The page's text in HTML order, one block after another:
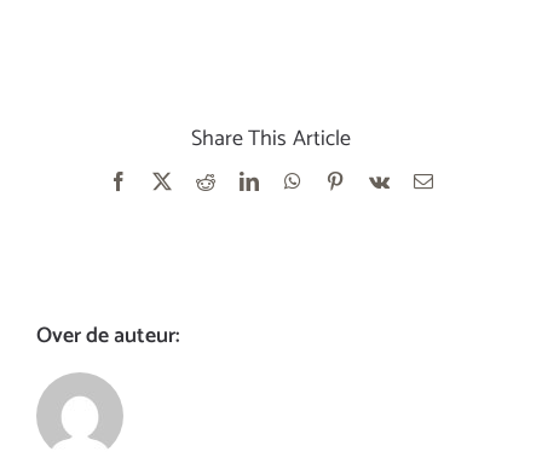
Share This Article
Facebook RedditLinkedInWhatsApp
Pinterest
Vk
E-
Over de auteur: